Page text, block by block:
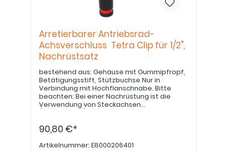
Arretierbarer Antriebsrad-
Achsverschluss Tetra Clip für 1/2",
Nachrüstsatz
bestehend aus: Gehäuse mit Gummipfropf,
Betätigungsstift, Stützbuchse Nur in
Verbindung mit Hochflanschnabe. Bitte
beachten: Bei einer Nachrüstung ist die
Verwendung von Steckachsen
bitte separat bestellen.
90,80 €*
Artikelnummer: E8000206401